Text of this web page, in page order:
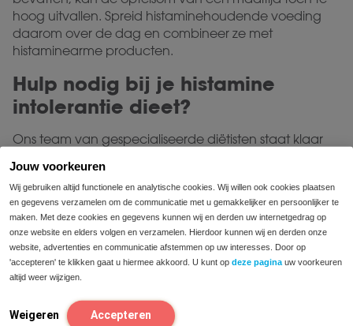
Jouw voorkeuren
Wij gebruiken altijd functionele en analytische cookies. Wij willen ook cookies plaatsen
en gegevens verzamelen om de communicatie met u gemakkelijker en persoonlijker te
maken. Met deze cookies en gegevens kunnen wij en derden uw internetgedrag op
onze website en elders volgen en verzamelen. Hierdoor kunnen wij en derden onze
website, advertenties en communicatie afstemmen op uw interesses. Door op
'accepteren' te klikken gaat u hiermee akkoord. U kunt op deze pagina uw voorkeuren
altijd weer wijzigen.
Weigeren Accepteren
hoog uitvallen. Spreid histaminehoudende voeding
daarom over de dag en combineer ze met
histaminearme producten.
Hulp nodig bij je histamine
intolerantie dieet?
Ons team van gespecialiseerde diëtisten staat klaar
uitgebalanceerd histamine intolerantie dieet. Je kunt
ons bereiken via chat, e-mail of telefoon.
Lees meer overhistaminein onzekennisbank
Neem gratis contact op met onze diëtisten voor
advies op maat
minuten